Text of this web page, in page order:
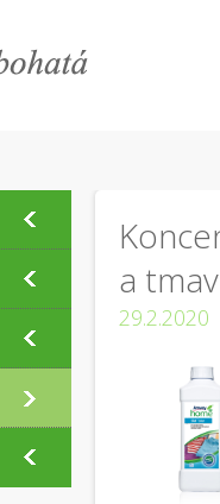
a
29.2.2020